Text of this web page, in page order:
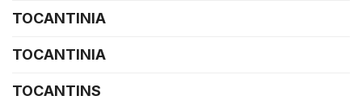
TOCANTINIA
TOCANTINIA
TOCANTINS